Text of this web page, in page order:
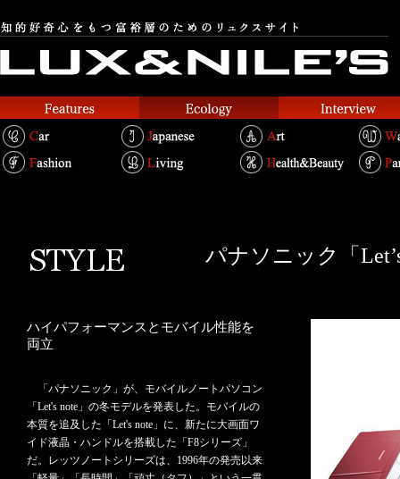
パナソニック「
ハイパフォーマンスとモバイル性能を
両立
「パナソニック」が、モバイルノートパソコン
「Let's note」の冬モデルを発表した。モバイルの
本質を追及した「Let's note」に、新たに大画面ワ
イド液晶・ハンドルを搭載した「F8シリーズ」
だ。レッツノートシリーズは、1996年の発売以来